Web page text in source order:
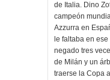
de Italia. Dino
campeón
Azzurra en
le faltaba en
negado tres
de Milán y un
traerse la Copa